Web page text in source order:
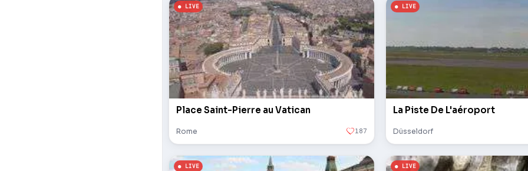
Place Saint-Pierre au Vatican
Rome 187
La Piste De L'aéroport
Düsseldorf